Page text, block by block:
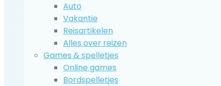
Auto
Vakantie
Reisartikelen
Alles over reizen
Games & spelletjes
Online games
Bordspelletjes